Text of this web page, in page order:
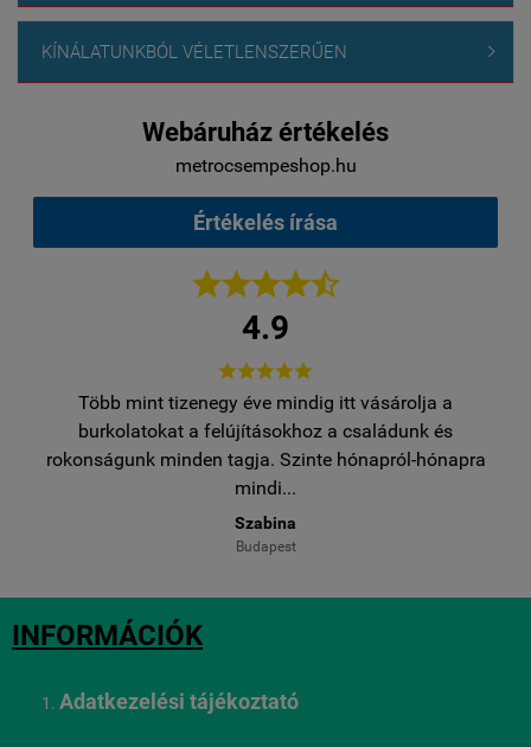
KÍNÁLATUNKBÓL VÉLETLENSZERŰEN 
Webáruház értékelés
metrocsempeshop.hu
Értékelés írása

4.9

Több mint tizenegy éve mindig itt vásárolja a
burkolatokat a felújításokhoz a családunk és
rokonságunk minden tagja. Szinte hónapról-hónapra
mindi...
Szabina
Budapest
INFORMÁCIÓK
Adatkezelési tájékoztató